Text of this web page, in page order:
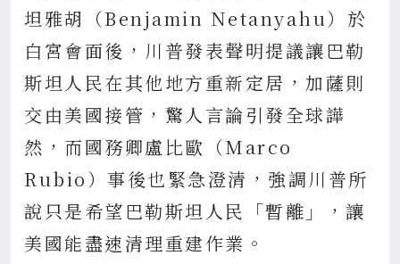
坦雅胡（Benjamin Netanyahu）於
白宮會面後，川普發表聲明提議讓巴勒
斯坦人民在其他地方重新定居，加薩則
交由美國接管，驚人言論引發全球譁
然，而國務卿盧比歐（Marco
Rubio）事後也緊急澄清，強調川普所
說只是希望巴勒斯坦人民「暫離」，讓
美國能盡速清理重建作業。